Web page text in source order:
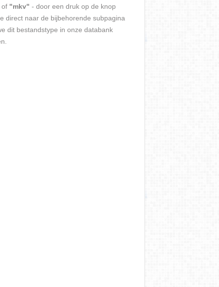
of "mkv" - door een druk op de knop
direct naar de bijbehorende subpagina
dit bestandstype in onze databank